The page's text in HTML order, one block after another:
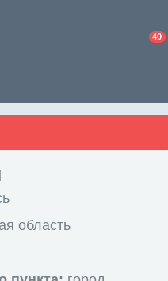
40
область